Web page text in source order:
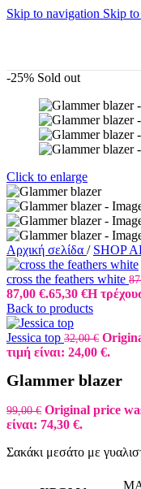
Skip to navigation Skip
-25% Sold out
Click to enlarge
Αρχική σελίδα / SHOP
cross the feathers white
87,00 €.65,30 €Η
Back to products
Jessica top 32,00€
τιμή είναι: 24,00 €.
Glammer blazer
99,00€ Original price
είναι: 74,30 €.
Σακάκι μεσάτο με